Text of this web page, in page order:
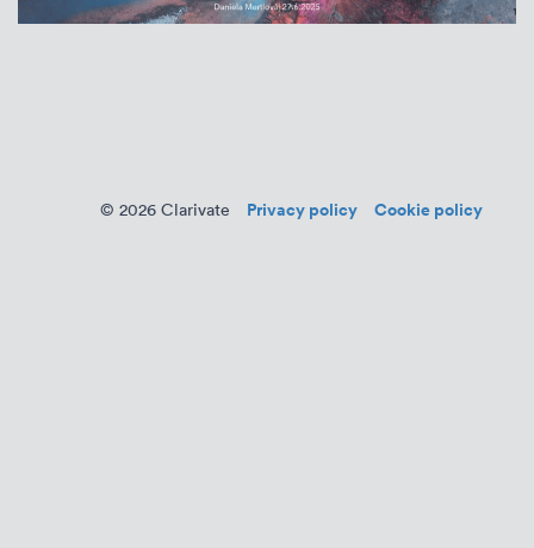
© 2026 Clarivate Privacy policy Cookie policy